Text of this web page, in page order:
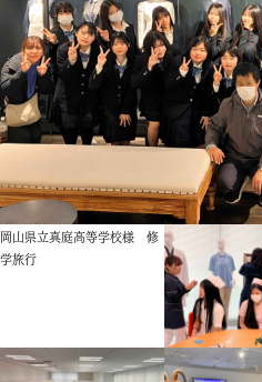
岡山県立真庭高等学校様 修
学旅行